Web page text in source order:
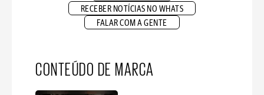
RECEBER NOTÍCIAS NO WHATS
FALAR COM A GENTE
CONTEÚDO DE MARCA